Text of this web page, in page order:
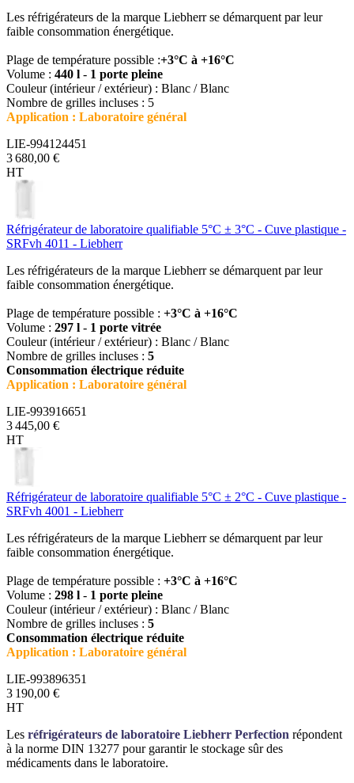
Les réfrigérateurs de la marque Liebherr se démarquent par leur
faible consommation énergétique.
Plage de température possible :+3°C à +16°C
Volume : 440 l - 1 porte pleine
Couleur (intérieur / extérieur) : Blanc / Blanc
Nombre de grilles incluses : 5
Application : Laboratoire général
LIE-994124451
3 680,00 €
HT
Réfrigérateur de laboratoire qualifiable 5°C ± 3°C - Cuve plastique -
SRFvh 4011 - Liebherr
Les réfrigérateurs de la marque Liebherr se démarquent par leur
faible consommation énergétique.
Plage de température possible : +3°C à +16°C
Volume : 297 l - 1 porte vitrée
Couleur (intérieur / extérieur) : Blanc / Blanc
Nombre de grilles incluses : 5
Consommation électrique réduite
Application : Laboratoire général
LIE-993916651
3 445,00 €
HT
Réfrigérateur de laboratoire qualifiable 5°C ± 2°C - Cuve plastique -
SRFvh 4001 - Liebherr
Les réfrigérateurs de la marque Liebherr se démarquent par leur
faible consommation énergétique.
Plage de température possible : +3°C à +16°C
Volume : 298 l - 1 porte pleine
Couleur (intérieur / extérieur) : Blanc / Blanc
Nombre de grilles incluses : 5
Consommation électrique réduite
Application : Laboratoire général
LIE-993896351
3 190,00 €
HT
Les réfrigérateurs de laboratoire Liebherr Perfection répondent
à la norme DIN 13277 pour garantir le stockage sûr des
médicaments dans le laboratoire.